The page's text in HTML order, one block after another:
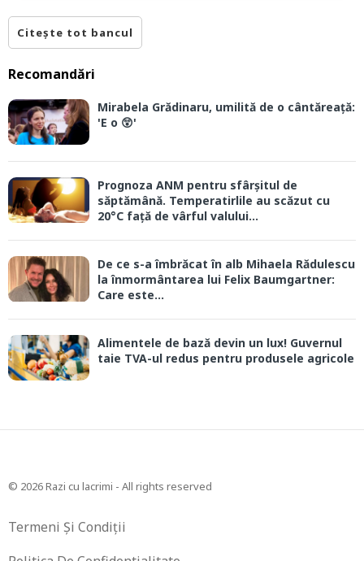
Citește tot bancul
Recomandări
Mirabela Grădinaru, umilită de o cântăreață:
'E o 😲'
Prognoza ANM pentru sfârșitul de
săptămână. Temperatirlile au scăzut cu
20°C față de vârful valului...
De ce s-a îmbrăcat în alb Mihaela Rădulescu
la înmormântarea lui Felix Baumgartner:
Care este...
Alimentele de bază devin un lux! Guvernul
taie TVA-ul redus pentru produsele agricole
© 2026 Razi cu lacrimi - All rights reserved
Termeni Și Condiții